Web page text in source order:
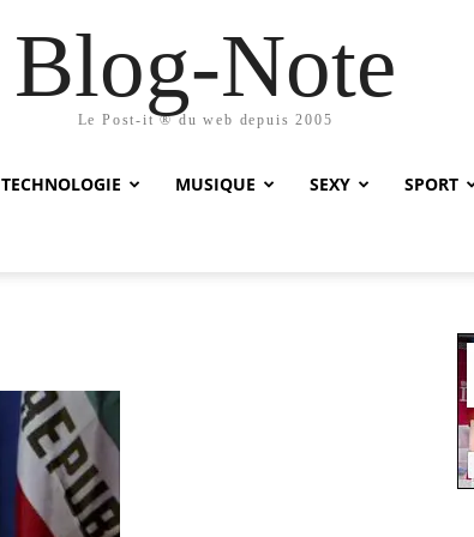
Blog-Note
Le Post-it ® du web depuis 2005
TECHNOLOGIE MUSIQUE SEXY SPORT